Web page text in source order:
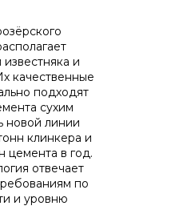
и
качественные
подходят
сухим
новой линии
клинкера и
цемента в год.
отвечает
по
и уровню